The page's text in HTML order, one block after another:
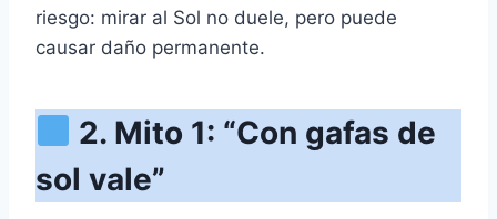
riesgo: mirar al Sol no duele, pero puede
causar daño permanente.
2. Mito 1: “Con gafas de
sol vale”